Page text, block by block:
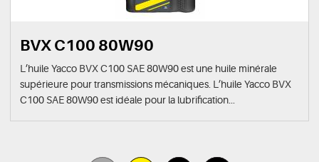
BVX C100 80W90
L’huile Yacco BVX C100 SAE 80W90 est une huile minérale
supérieure pour transmissions mécaniques. L’huile Yacco BVX
C100 SAE 80W90 est idéale pour la lubrification...